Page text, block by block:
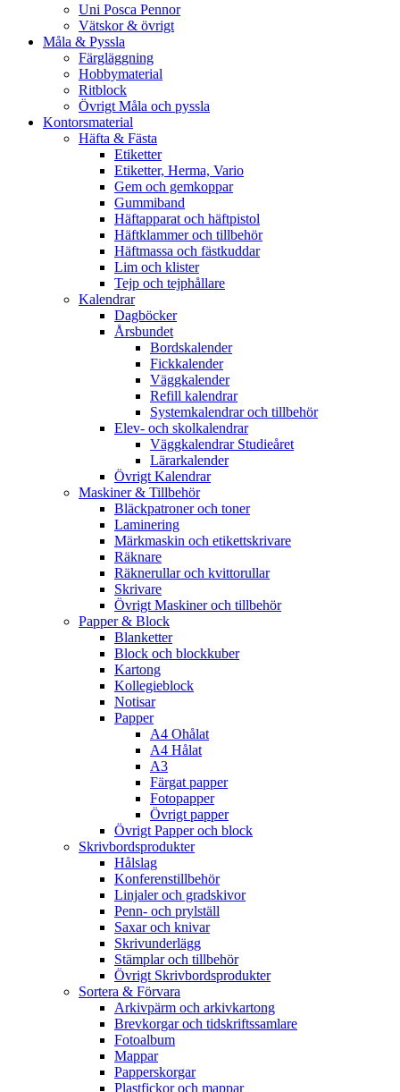
Uni Posca Pennor
Vätskor & övrigt
Måla & Pyssla
Färgläggning
Hobbymaterial
Ritblock
Övrigt Måla och pyssla
Kontorsmaterial
Häfta & Fästa
Etiketter
Etiketter, Herma, Vario
Gem och gemkoppar
Gummiband
Häftapparat och häftpistol
Häftklammer och tillbehör
Häftmassa och fästkuddar
Lim och klister
Tejp och tejphållare
Kalendrar
Dagböcker
Årsbundet
Bordskalender
Fickkalender
Väggkalender
Refill kalendrar
Systemkalendrar och tillbehör
Elev- och skolkalendrar
Väggkalendrar Studieåret
Lärarkalender
Övrigt Kalendrar
Maskiner & Tillbehör
Bläckpatroner och toner
Laminering
Märkmaskin och etikettskrivare
Räknare
Räknerullar och kvittorullar
Skrivare
Övrigt Maskiner och tillbehör
Papper & Block
Blanketter
Block och blockkuber
Kartong
Kollegieblock
Notisar
Papper
A4 Ohålat
A4 Hålat
A3
Färgat papper
Fotopapper
Övrigt papper
Övrigt Papper och block
Skrivbordsprodukter
Hålslag
Konferenstillbehör
Linjaler och gradskivor
Penn- och prylställ
Saxar och knivar
Skrivunderlägg
Stämplar och tillbehör
Övrigt Skrivbordsprodukter
Sortera & Förvara
Arkivpärm och arkivkartong
Brevkorgar och tidskriftssamlare
Fotoalbum
Mappar
Papperskorgar
Plastfickor och mappar